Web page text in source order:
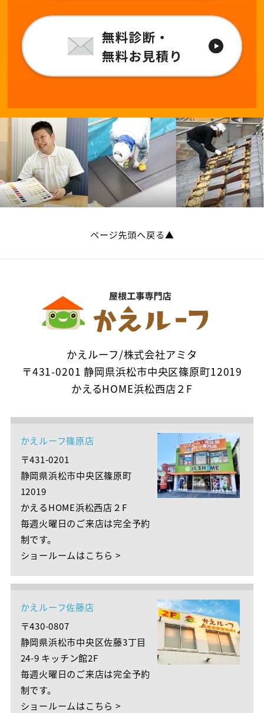
かえルーフ/株式会社アミタ
〒431-0201 静岡県浜松市中央区篠原町12019
かえるHOME浜松西店２F
かえルーフ篠原店
〒431-0201
静岡県浜松市中央区篠原町
12019
かえるHOME浜松西店２F
毎週火曜日のご来店は完全予約
制です。
ショールームはこちら >
かえルーフ佐藤店
〒430-0807
静岡県浜松市中央区佐藤3丁目
24-9 キッチン館2F
毎週火曜日のご来店は完全予約
制です。
ショールームはこちら >